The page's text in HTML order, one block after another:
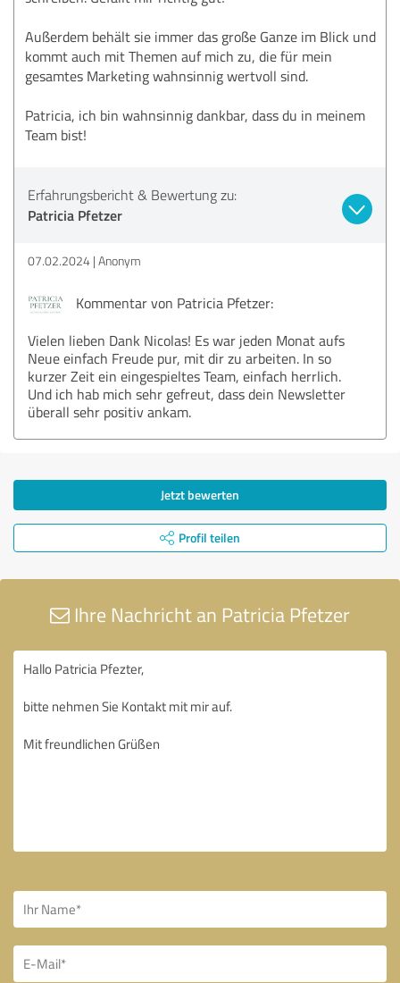
Außerdem behält sie immer das große Ganze im Blick und
kommt auch mit Themen auf mich zu, die für mein
gesamtes Marketing wahnsinnig wertvoll sind.
Patricia, ich bin wahnsinnig dankbar, dass du in meinem
Team bist!
Erfahrungsbericht & Bewertung zu:
Patricia Pfetzer
07.02.2024 Anonym
Kommentar von Patricia Pfetzer:
Vielen lieben Dank Nicolas! Es war jeden Monat aufs
Neue einfach Freude pur, mit dir zu arbeiten. In so
kurzer Zeit ein eingespieltes Team, einfach herrlich.
Und ich hab mich sehr gefreut, dass dein Newsletter
überall sehr positiv ankam.
Jetzt bewerten
Profil teilen
Ihre Nachricht an Patricia Pfetzer